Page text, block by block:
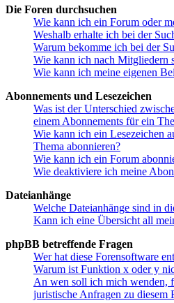
Die Foren durchsuchen
Wie kann ich ein Forum oder
Weshalb erhalte ich bei der
Warum bekomme ich bei der
Wie kann ich nach Mitgliedern
Wie kann ich meine eigenen
Abonnements und Lesezeichen
Was ist der Unterschied
einem Abonnements für ein
Wie kann ich ein Lesezeichen
Thema abonnieren?
Wie kann ich ein Forum
Wie deaktiviere ich meine
Dateianhänge
Welche Dateianhänge sind in
Kann ich eine Übersicht all
phpBB betreffende Fragen
Wer hat diese Forensoftware
Warum ist Funktion x oder y
An wen soll ich mich wenden,
juristische Anfragen zu diesem